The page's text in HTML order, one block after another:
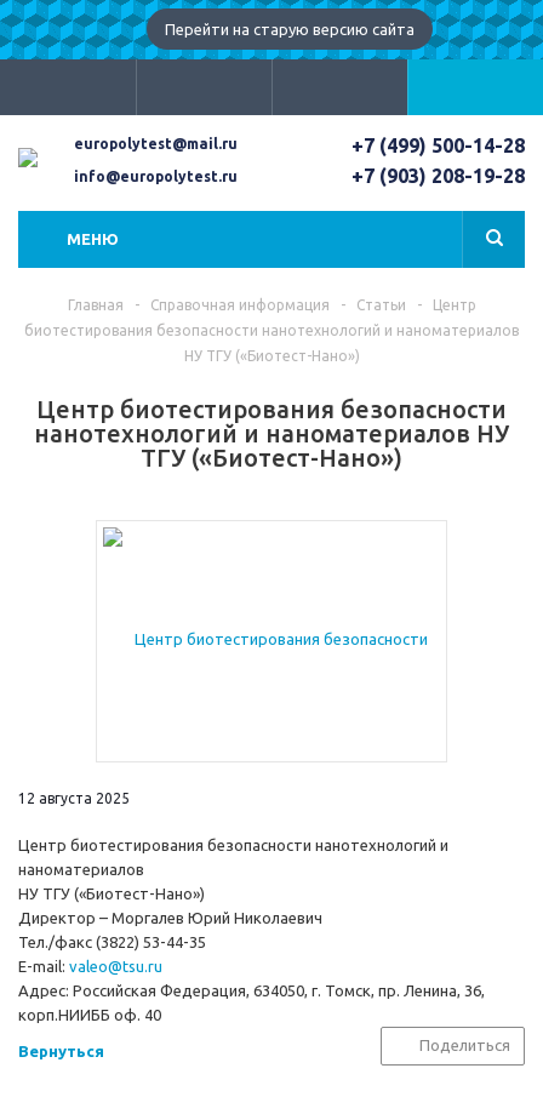
Перейти на старую версию сайта
europolytest@mail.ru
info@europolytest.ru
+7 (499) 500-14-28
+7 (903) 208-19-28
МЕНЮ
Главная - Справочная информация - Статьи -
Центр
биотестирования безопасности нанотехнологий и наноматериалов
НУ ТГУ («Биотест-Нано»)
Центр биотестирования безопасности
нанотехнологий и наноматериалов НУ
ТГУ («Биотест-Нано»)
12 августа 2025
Центр биотестирования безопасности нанотехнологий и
наноматериалов
НУ ТГУ («Биотест-Нано»)
Директор – Моргалев Юрий Николаевич
Тел./факс (3822) 53-44-35
E-mail: valeo@tsu.ru
Адрес: Российская Федерация, 634050, г. Томск, пр. Ленина, 36,
корп.НИИББ оф. 40
Вернуться Поделиться